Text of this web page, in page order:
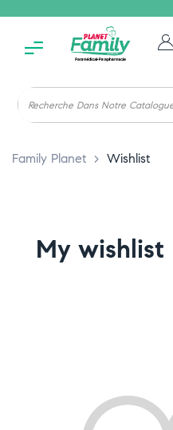
Family Planet > Wishlist
My wishlist